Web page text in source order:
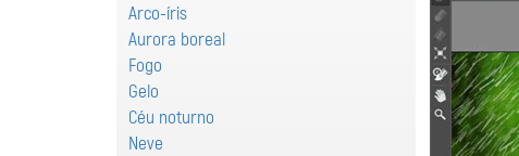
Arco-íris
Aurora boreal
Fogo
Gelo
Céu noturno
Neve